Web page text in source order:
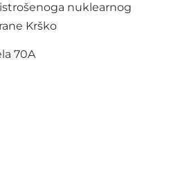
nuklearnog
Krško
70A